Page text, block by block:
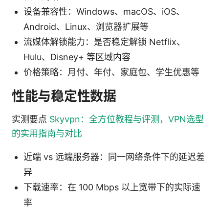
设备兼容性：Windows、macOS、iOS、
Android、Linux、浏览器扩展等
流媒体解锁能力：是否稳定解锁 Netflix、
Hulu、Disney+ 等区域内容
价格策略：月付、年付、家庭包、学生优惠等
性能与稳定性数据
实测要点 Skyvpn：全方位教程与评测，VPN选型
的实用指南与对比
近端 vs 远端服务器：同一网络条件下的延迟差
异
下载速率：在 100 Mbps 以上宽带下的实际速
率